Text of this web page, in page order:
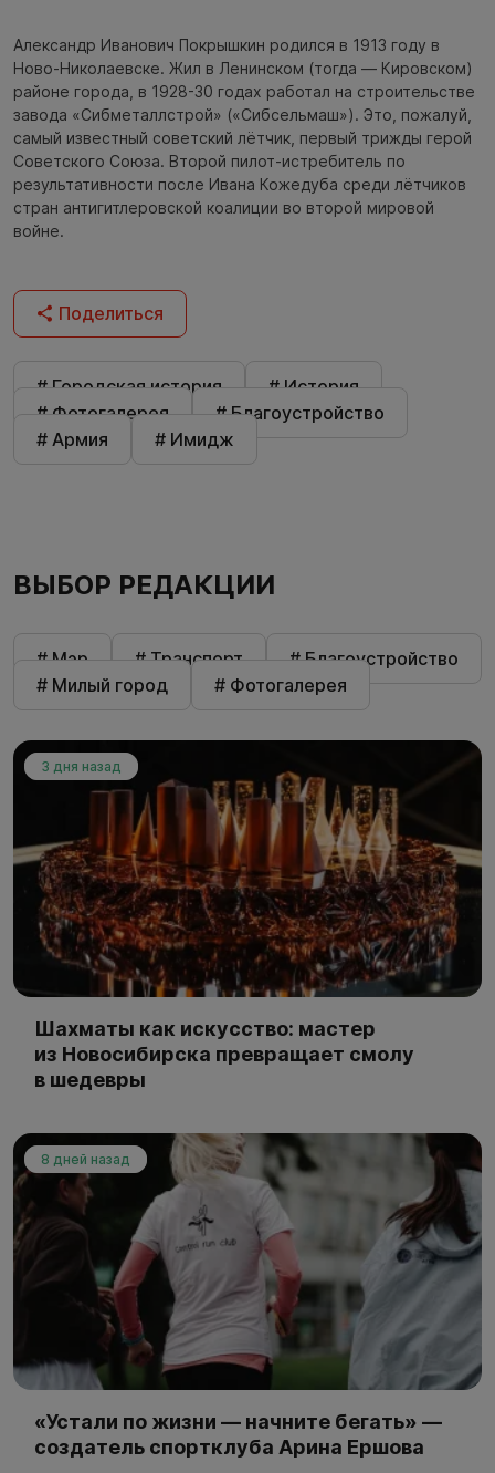
Александр Иванович Покрышкин родился в 1913 году в
Ново-Николаевске. Жил в Ленинском (тогда — Кировском)
районе города, в 1928-30 годах работал на строительстве
завода «Сибметаллстрой» («Сибсельмаш»). Это, пожалуй,
самый известный советский лётчик, первый трижды герой
Советского Союза. Второй пилот-истребитель по
результативности после Ивана Кожедуба среди лётчиков
стран антигитлеровской коалиции во второй мировой
войне.
Поделиться
# Городская история
# История
# Фотогалерея
# Благоустройство
# Армия
# Имидж
ВЫБОР РЕДАКЦИИ
# Мэр # Транспорт
# Благоустройство
# Милый город
# Фотогалерея
3 дня назад
Шахматы как искусство: мастер
из Новосибирска превращает смолу
в шедевры
8 дней назад
«Устали по жизни — начните бегать» —
создатель спортклуба Арина Ершова